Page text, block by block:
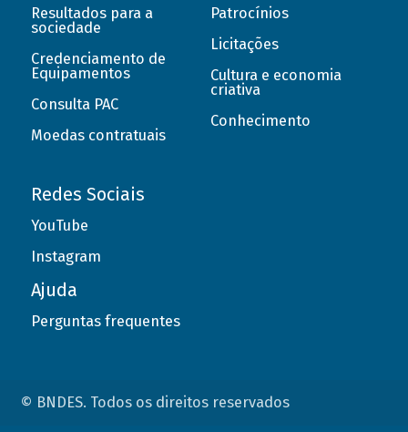
Resultados para a
sociedade
Credenciamento de
Equipamentos
Consulta PAC
Moedas contratuais
Patrocínios
Licitações
Cultura e economia
criativa
Conhecimento
Redes Sociais
YouTube
Instagram
Ajuda
Perguntas frequentes
© BNDES. Todos os direitos reservados